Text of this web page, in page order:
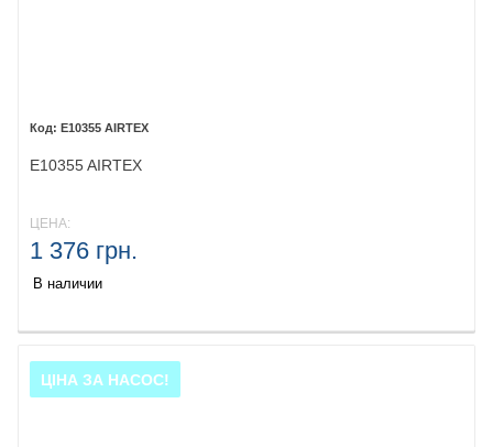
E10355 AIRTEX
E10355 AIRTEX
ЦЕНА:
1 376 грн.
В наличии
ЦІНА ЗА НАСОС!